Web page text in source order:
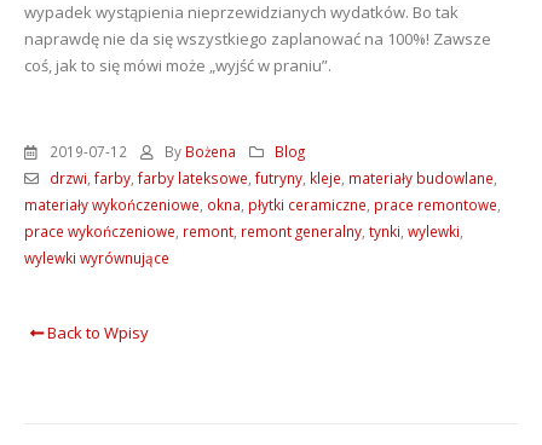
wypadek wystąpienia nieprzewidzianych wydatków. Bo tak
naprawdę nie da się wszystkiego zaplanować na 100%! Zawsze
coś, jak to się mówi może „wyjść w praniu”.
2019-07-12 By Bożena
Blog
drzwi farby, farby lateksowe futryny, kleje materiały budowlane
materiały wykończeniowe okna płytki ceramiczne prace remontowe
prace wykończeniowe remont remont generalny tynki wylewki
wylewki wyrównujące
Back to Wpisy